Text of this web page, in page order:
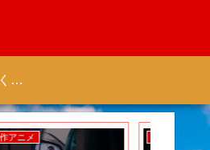
特定商取引法に基づく表記（商取引に関する開示）
新作アニメ